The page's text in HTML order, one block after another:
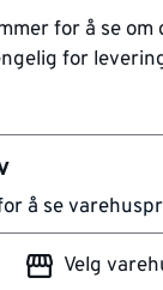
å se
Velg
for å se om
for
280
[mm]